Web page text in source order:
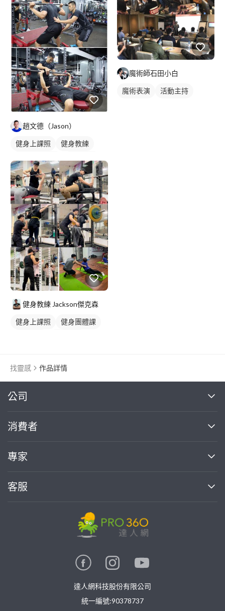
趙文德（Jason）
健身上課照
健身教練
重訓課程
健身課程
胸肌訓練
腿部訓練
上半身訓練
下半身訓練
健身教練 Jackson傑克森
健身上課照
健身團體課
魔術師石田小白
魔術表演 活動主持
找靈感 作品詳情
公司
關於我們
部落格
加入我們
消費者
買服務
熱門服務
專家
案件中心
客服
達人網科技股份有限公司
統一編號:90378737
繼續完成